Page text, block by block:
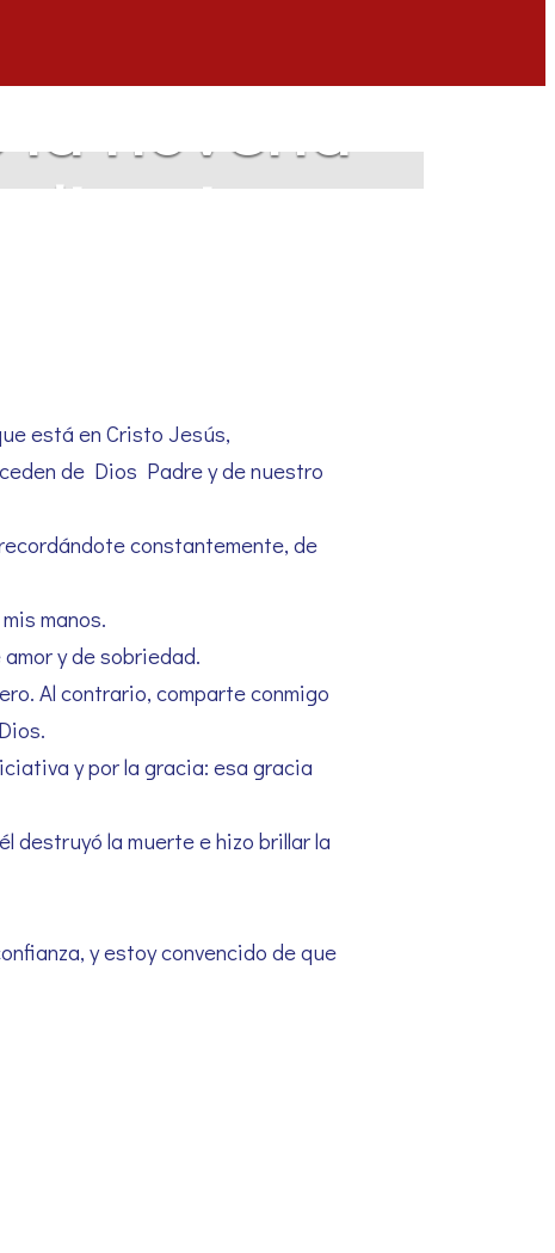
la novena
está en Cristo Jesús,
de Dios Padre y de nuestro
constantemente, de
manos.
y de sobriedad.
Al contrario, comparte conmigo
y por la gracia: esa gracia
destruyó la muerte e hizo brillar la
y estoy convencido de que